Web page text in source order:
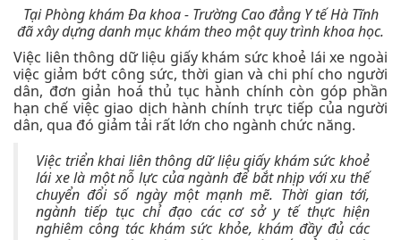
Tại Phòng khám Đa khoa - Trường Cao đẳng Y tế Hà Tĩnh
đã xây dựng danh mục khám theo một quy trình khoa học.
Việc liên thông dữ liệu giấy khám sức khoẻ lái xe ngoài
việc giảm bớt công sức, thời gian và chi phí cho người
dân, đơn giản hoá thủ tục hành chính còn góp phần
hạn chế việc giao dịch hành chính trực tiếp của người
dân, qua đó giảm tải rất lớn cho ngành chức năng.
Việc triển khai liên thông dữ liệu giấy khám sức khoẻ
lái xe là một nỗ lực của ngành để bắt nhịp với xu thế
chuyển đổi số ngày một mạnh mẽ. Thời gian tới,
ngành tiếp tục chỉ đạo các cơ sở y tế thực hiện
nghiêm công tác khám sức khỏe, khám đầy đủ các